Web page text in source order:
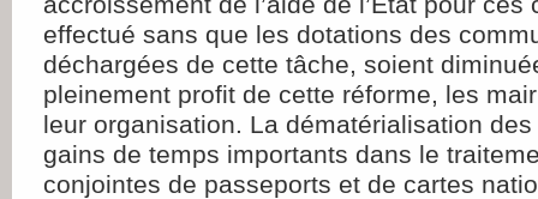
effectué sans que les dotations des
déchargées de cette tâche, soient
pleinement profit de cette réforme, les
leur organisation. La dématérialisation
gains de temps importants dans le
conjointes de passeports et de cartes